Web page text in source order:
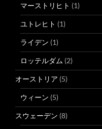
マーストリヒト (1)
ユトレヒト (1)
ライデン (1)
ロッテルダム (2)
オーストリア (5)
ウィーン (5)
スウェーデン (8)